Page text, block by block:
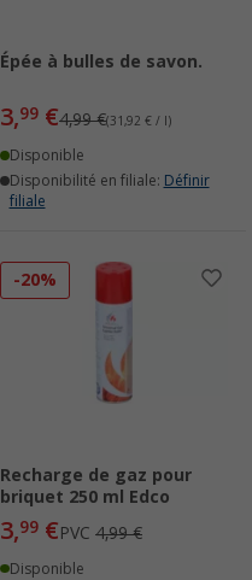
Épée à bulles de savon.
3,99 €4,99 €(31,92 € / l)
Disponible
Disponibilité en filiale: Définir
filiale
-20%
Recharge de gaz pour
briquet 250 ml Edco
3,99 €PVC 4,99 €
Disponible